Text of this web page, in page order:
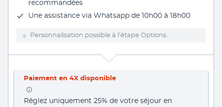
recommandées
Une assistance via Whatsapp de 10h00 à 18h00
Personnalisation possible à l’étape Options.
Paiement en 4X disponible
Réglez uniquement 25% de votre séjour en